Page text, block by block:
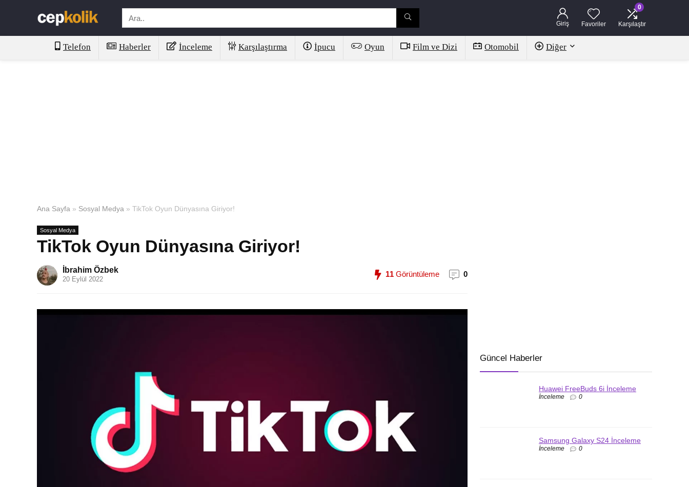
Giriş Favoriler
0
Karşılaştır
Telefon Haberler İnceleme Karşılaştırma İpucu Oyun Film ve Dizi Otomobil Diğer
Ana Sayfa » Sosyal Medya » TikTok Oyun Dünyasına Giriyor!
Sosyal Medya
TikTok Oyun Dünyasına Giriyor!
İbrahim Özbek
20 Eylül 2022
11 Görüntüleme 0
Güncel Haberler
Huawei FreeBuds 6i İnceleme
İnceleme 0
Samsung Galaxy S24 İnceleme
İnceleme 0